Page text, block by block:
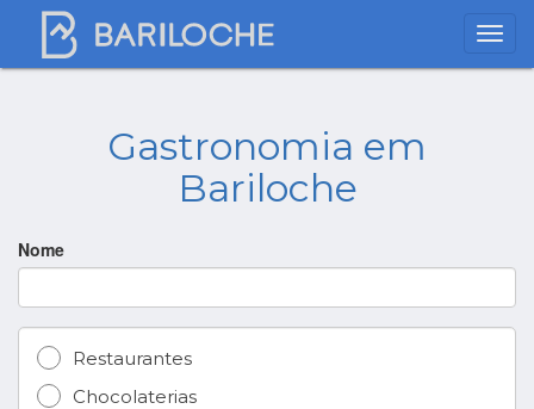
Gastronomia em
Bariloche
Nome
Restaurantes
Chocolaterias